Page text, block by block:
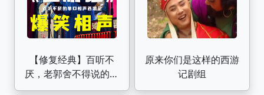
【修复经典】百听不
厌，老郭舍不得说的单
口相声:《西游记》郭
原来你们是这样的西游
记剧组